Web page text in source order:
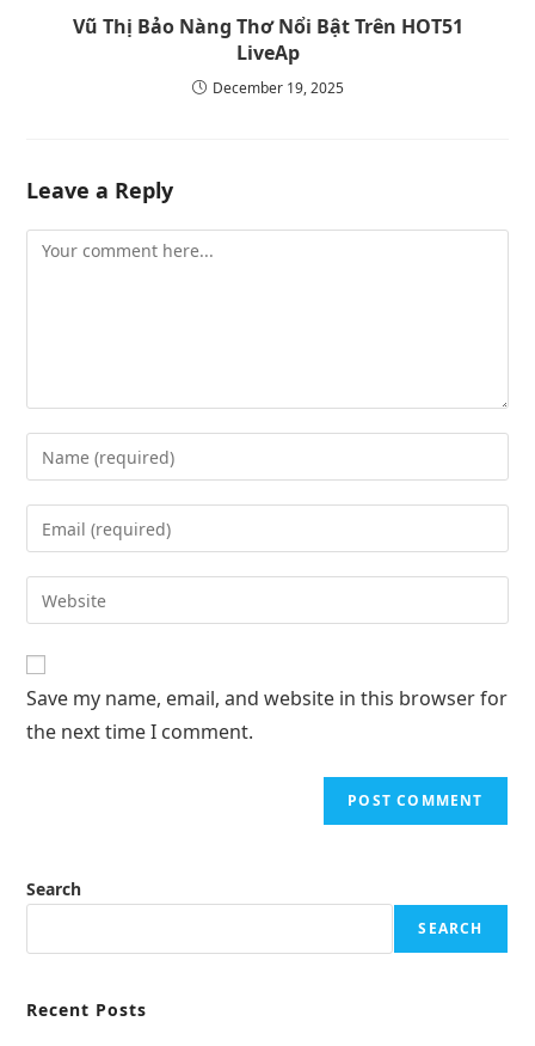
Vũ Thị Bảo Nàng Thơ Nổi Bật Trên HOT51
LiveAp
December 19, 2025
Leave a Reply
Save my name, email, and website in this browser for
the next time I comment.
Search
SEARCH
Recent Posts